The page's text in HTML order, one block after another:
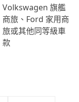
Volkswagen 旗艦
商旅、Ford 家用商
旅或其他同等級車
款